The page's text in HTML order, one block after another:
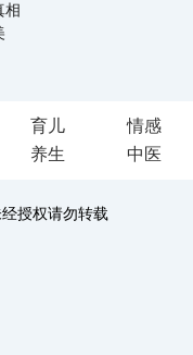
相
育儿
情感
养生 中医
授权请勿转载